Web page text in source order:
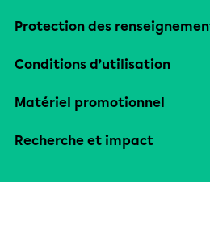
Protection des
Conditions d’utilisation
Matériel promotionnel
Recherche et impact